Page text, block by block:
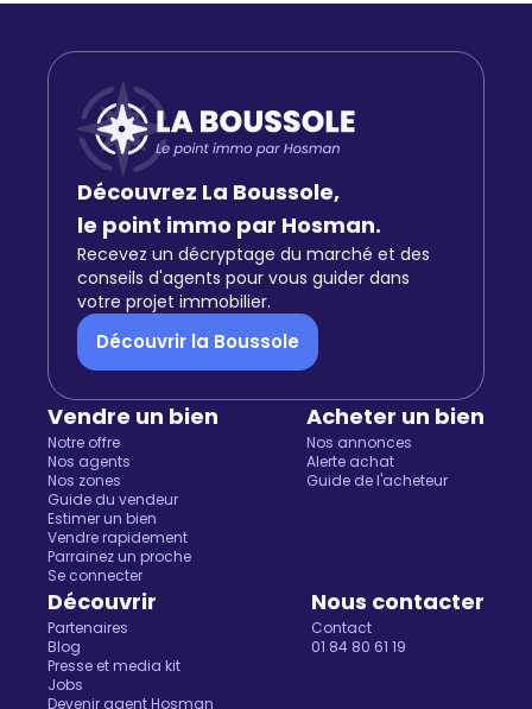
Salut c'est nous...
les Cookies !
On a attendu d'être sûrs que le contenu de ce site vous
intéresse avant de vous déranger, mais on aimerait bien vous
accompagner pendant votre visite...
Découvrez La Boussole,
le point immo par Hosman.
Recevez un décryptage du marché et des
conseils d'agents pour vous guider dans
votre projet immobilier.
Découvrir la Boussole
Vendre un bien
Notre offre
Nos agents
Nos zones
Guide du vendeur
Estimer un bien
Vendre rapidement
Parrainez un proche
Se connecter
Acheter un bien
Nos annonces
Alerte achat
Guide de l'acheteur
Découvrir
Partenaires
Blog
Presse et media kit
Jobs
Devenir agent Hosman
Nous contacter
Contact
01 84 80 61 19